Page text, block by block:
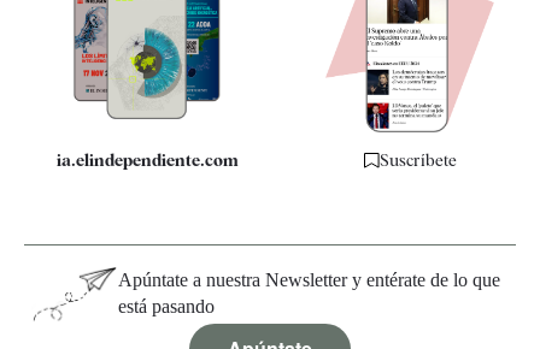
Quiénes somos
Especificaciones
ia.elindependiente.com Suscríbete
Apúntate a nuestra Newsletter y entérate de lo que
está pasando